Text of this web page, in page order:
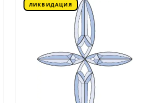
ЛИКВИДАЦИЯ